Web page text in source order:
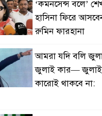
‘কমনসেন্স বলে’
হাসিনা ফিরে
রুমিন ফারহানা
আমরা যদি বলি
জুলাই কার— জুলাই
কারোই থাকবে না: